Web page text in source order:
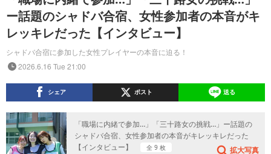
ー話題のシャドバ合宿、女性参加者の本音がキ
レッキレだった【インタビュー】
シャドバ合宿に参加した女性プレイヤーの本音に迫る！
2026.6.16 Tue 21:00
シェア ポスト 送る
「職場に内緒で参加…」「三十路女の挑戦…」ー話題の
シャドバ合宿、女性参加者の本音がキレッキレだった
【インタビュー】
全 9 枚 拡大写真